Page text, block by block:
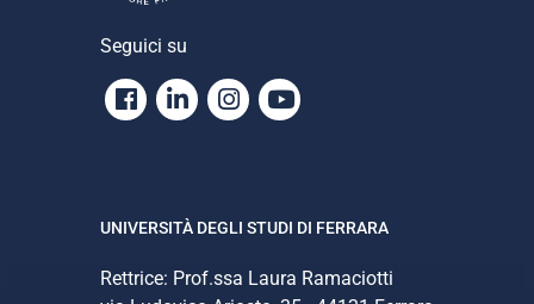
Seguici su
Facebook
LinkedinInstagram
Youtube
UNIVERSITÀ DEGLI STUDI DI FERRARA
Rettrice: Prof.ssa Laura Ramaciotti